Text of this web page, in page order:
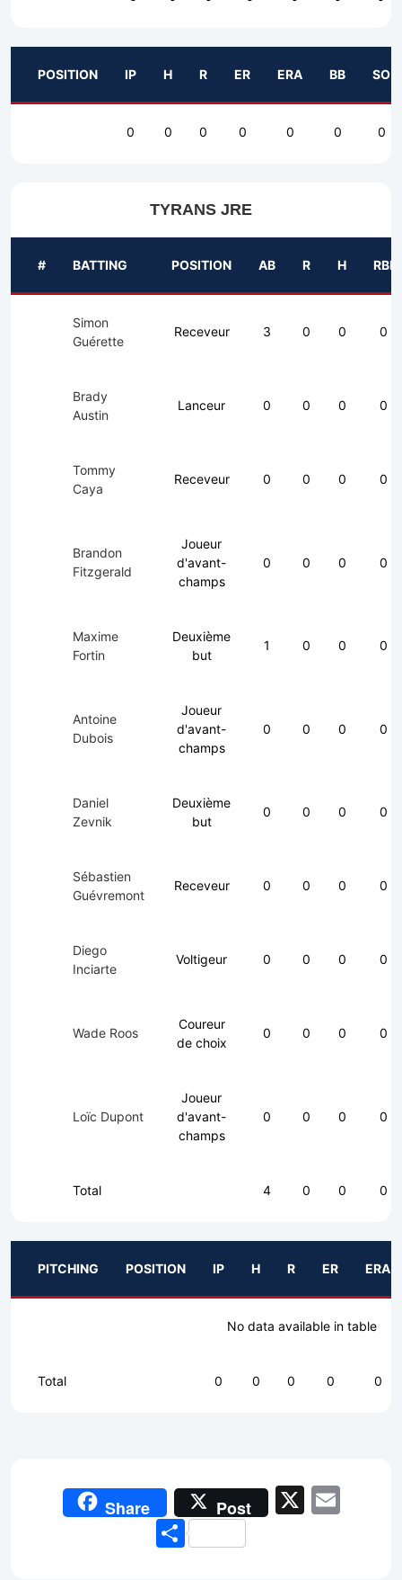
POSITION IP H R ER ERA BB SO
0 0 0 0 0 0 0
TYRANS JRE
# BATTING POSITION AB R H RBI
Simon
Guérette
Receveur 3 0 0 0
Brady
Austin
Lanceur 0 0 0 0
Tommy
Caya
Receveur 0 0 0 0
Brandon
Fitzgerald
Joueur
d'avant-
champs
0 0 0 0
Maxime
Fortin
Deuxième
but
1 0 0 0
Antoine
Dubois
Joueur
d'avant-
champs
0 0 0 0
Daniel
Zevnik
Deuxième
but
0 0 0 0
Sébastien
Guévremont
Receveur 0 0 0 0
Diego
Inciarte
Voltigeur 0 0 0 0
Wade Roos
Coureur
de choix
0 0 0 0
Loïc Dupont
Joueur
d'avant-
champs
0 0 0 0
Total 4 0 0 0
PITCHING POSITION IP H R ER ERA
No data available in table
Total 0 0 0 0 0
Share Post X
Share